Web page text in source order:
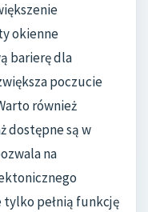
okienne
barierę dla
poczucie
również
dostępne są w
na
pełnią funkcję